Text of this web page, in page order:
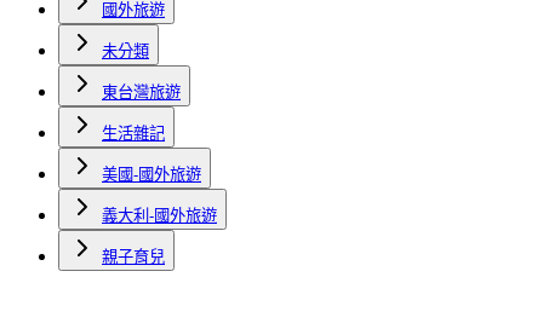
國外旅遊
未分類
東台灣旅遊
生活雜記
美國-國外旅遊
義大利-國外旅遊
親子育兒